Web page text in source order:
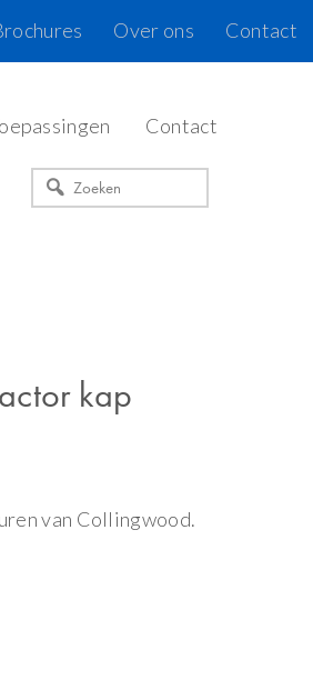
Contact
Over ons
Contact
Zoeken
kap
van Collingwood.